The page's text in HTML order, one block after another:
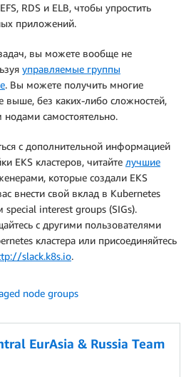
RDS и ELB, чтобы упростить
приложений.
вы можете вообще не
управляемые группы
. Вы можете получить многие
выше, без каких-либо сложностей,
самостоятельно.
с дополнительной информацией
EKS кластеров, читайте лучшие
которые создали EKS
внести свой вклад в Kubernetes
interest groups (SIGs).
с другими пользователями
кластера или присоединяйтесь
slack.k8s.io.
node groups
EurAsia & Russia Team